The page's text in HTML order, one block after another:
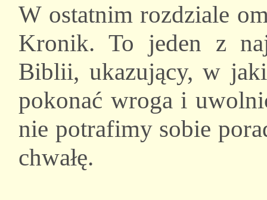
W ostatnim rozdziale
Kronik. To jeden z
Biblii, ukazujący, w
pokonać wroga i
nie potrafimy sobie
chwałę.